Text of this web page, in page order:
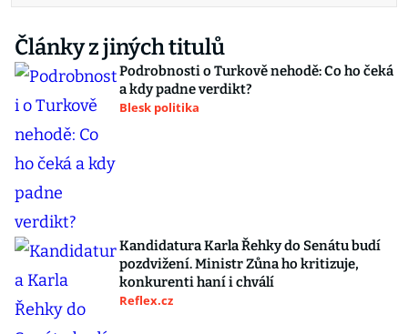
Články z jiných titulů
Podrobnosti o Turkově nehodě: Co ho čeká
a kdy padne verdikt?
Blesk politika
Kandidatura Karla Řehky do Senátu budí
pozdvižení. Ministr Zůna ho kritizuje,
konkurenti haní i chválí
Reflex.cz